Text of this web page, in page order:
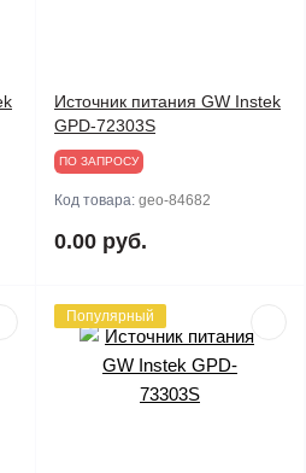
Источник питания GW Instek
GPD-72303S
ПО ЗАПРОСУ
Код товара: geo-84682
0.00 руб.
Популярный